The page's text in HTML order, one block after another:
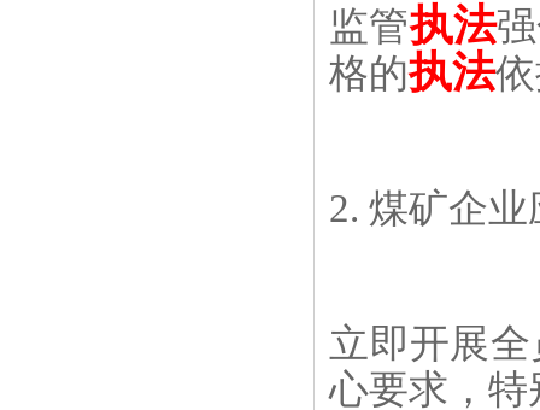
监管执法
格的执法
2. 煤矿企
立即开展
心要求，